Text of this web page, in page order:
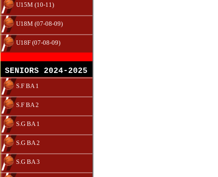
U15M (10-11)
U18M (07-08-09)
U18F (07-08-09)
SENIORS 2024-2025
S.F BA 1
S.F BA 2
S.G BA 1
S.G BA 2
S.G BA 3